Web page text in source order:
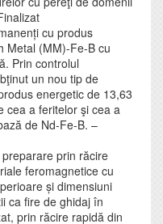
cu produs
Metal (MM)-Fe-B cu
Prin controlul
un nou tip de
energetic de 13,63
cea a feritelor şi cea a
de Nd-Fe-B. –
prin răcire
feromagnetice cu
și dimensiuni
ca fire de ghidaj în
prin răcire rapidă din